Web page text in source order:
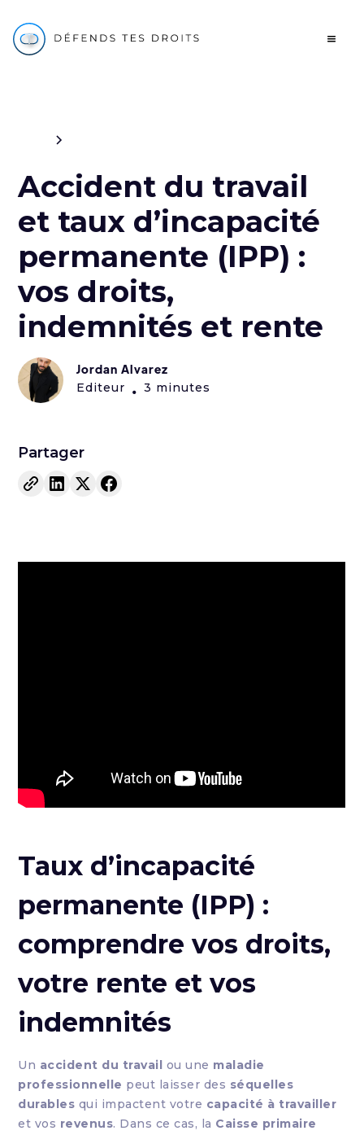
Accident du travail
et taux d’incapacité
permanente (IPP) :
vos droits,
indemnités et rente
Jordan Alvarez
Editeur • 3 minutes
Partager
Taux d’incapacité
permanente (IPP) :
comprendre vos droits,
votre rente et vos
indemnités
Un accident du travail ou une maladie
professionnelle peut laisser des séquelles
durables qui impactent votre capacité à travailler
et vos revenus. Dans ce cas, la Caisse primaire